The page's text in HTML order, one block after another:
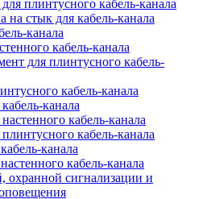
плинтусного кабель-канала
на стык для кабель-канала
канала
кабель-канала
для плинтусного кабель-
кабель-канала
канала
кабель-канала
кабель-канала
канала
кабель-канала